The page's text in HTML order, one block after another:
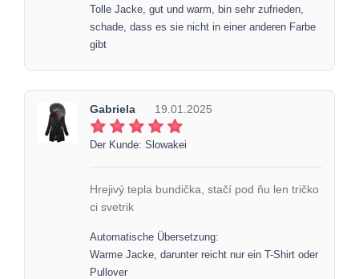
Tolle Jacke, gut und warm, bin sehr zufrieden,
schade, dass es sie nicht in einer anderen Farbe
gibt
Gabriela 19.01.2025
Der Kunde: Slowakei
Hrejivý tepla bundička, stačí pod ňu len tričko
ci svetrik
Automatische Übersetzung:
Warme Jacke, darunter reicht nur ein T-Shirt oder
Pullover